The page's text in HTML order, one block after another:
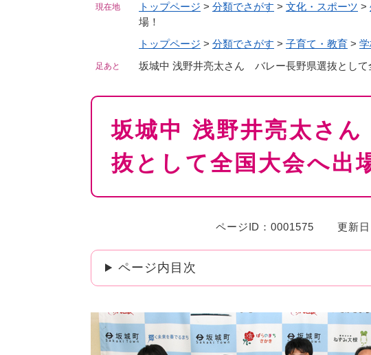
住民票・戸籍・証明 防災・行政無線
税金
妊娠・出産・子育て 保育
健康・医療 福祉
商工業 農林業
生涯学習・スポーツ 文化
ようこそ町長室へ 坂城町について
人事・採用・職員
公共施設
現在地 トップページ > 分類でさがす > 文化・スポーツ >
場！
トップページ > 分類でさがす > 子育て・教育 >
足あと 坂城中 浅野井亮太さん バレー長野県選抜として
本
坂城中 浅野井亮太さ
抜として全国大会へ出
ページID：0001575 更新
ページ内目次